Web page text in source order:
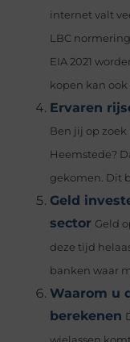
internet valt
LBC
EIA 2021
kopen kan ook
Ervaren
Ben jij op zoek
Heemstede?
gekomen. Dit
Geld
sector Geld
deze tijd
banken waar
Waarom u
berekenen